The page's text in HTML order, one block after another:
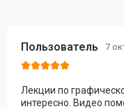
Пользователь 7
Лекции по
интересно. Видео